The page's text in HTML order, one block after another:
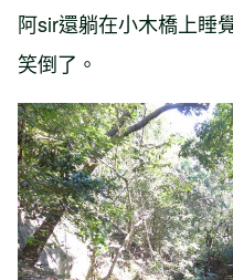
阿sir還躺在小木橋上睡
笑倒了。